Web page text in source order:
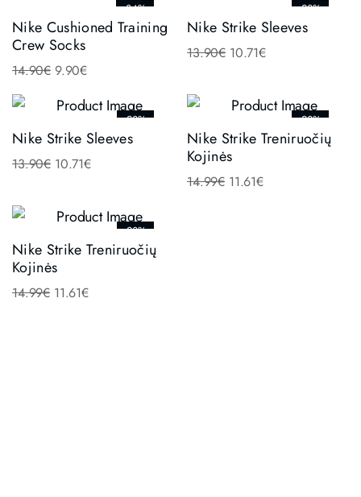
-34%
Nike Cushioned Training
Crew Socks
14.90€ 9.90€
-23%
Nike Strike Sleeves
13.90€ 10.71€
-23%
Nike Strike Sleeves
13.90€ 10.71€
-23%
Nike Strike Treniruočių
Kojinės
14.99€ 11.61€
-23%
Nike Strike Treniruočių
Kojinės
14.99€ 11.61€